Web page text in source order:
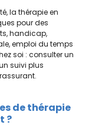
la thérapie en
pour des
handicap,
emploi du temps
soi : consulter un
suivi plus
de thérapie
?